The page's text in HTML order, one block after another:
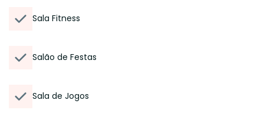
Sala Fitness
Salão de Festas
Sala de Jogos